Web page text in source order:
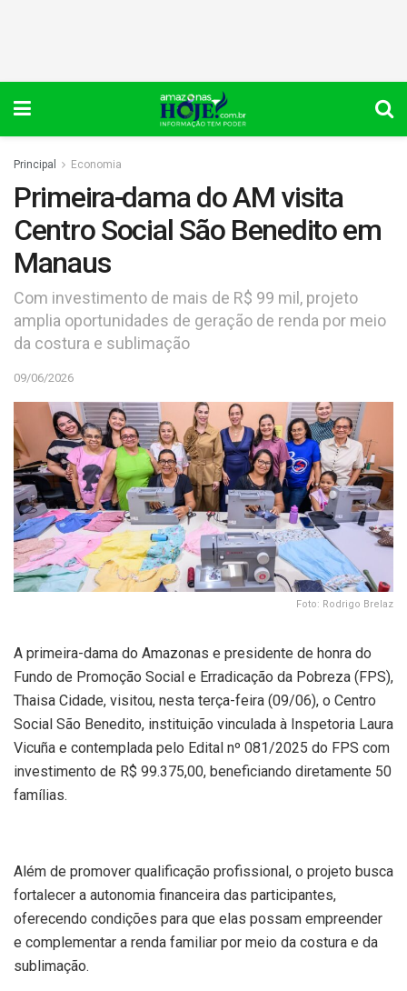
Principal Economia
Primeira-dama do AM visita
Centro Social São Benedito em
Manaus
Com investimento de mais de R$ 99 mil, projeto
amplia oportunidades de geração de renda por meio
da costura e sublimação
09/06/2026
Foto: Rodrigo Brelaz
A primeira-dama do Amazonas e presidente de honra do
Fundo de Promoção Social e Erradicação da Pobreza (FPS),
Thaisa Cidade, visitou, nesta terça-feira (09/06), o Centro
Social São Benedito, instituição vinculada à Inspetoria Laura
Vicuña e contemplada pelo Edital nº 081/2025 do FPS com
investimento de R$ 99.375,00, beneficiando diretamente 50
famílias.
Além de promover qualificação profissional, o projeto busca
fortalecer a autonomia financeira das participantes,
oferecendo condições para que elas possam empreender
e complementar a renda familiar por meio da costura e da
sublimação.